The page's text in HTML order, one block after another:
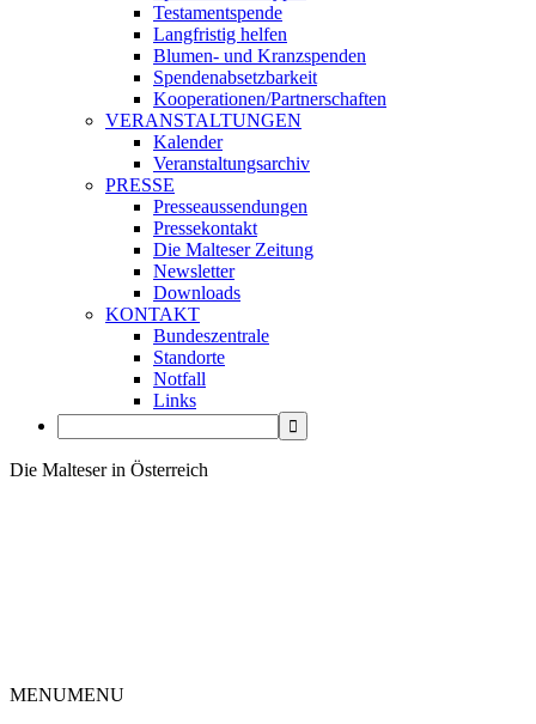
Testamentspende
Langfristig helfen
Blumen- und Kranzspenden
Spendenabsetzbarkeit
Kooperationen/Partnerschaften
VERANSTALTUNGEN
Kalender
Veranstaltungsarchiv
PRESSE
Presseaussendungen
Pressekontakt
Die Malteser Zeitung
Newsletter
Downloads
KONTAKT
Bundeszentrale
Standorte
Notfall
Links
Die Malteser in Österreich
MENUMENU